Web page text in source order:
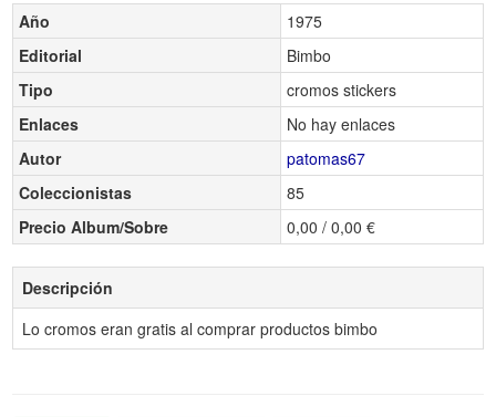
Año
1975
Editorial
Bimbo
Tipo
cromos stickers
Enlaces
No hay enlaces
Autor
patomas67
Coleccionistas
85
Precio Album/Sobre
0,00 / 0,00 €
Descripción
Lo cromos eran gratis al comprar productos bimbo